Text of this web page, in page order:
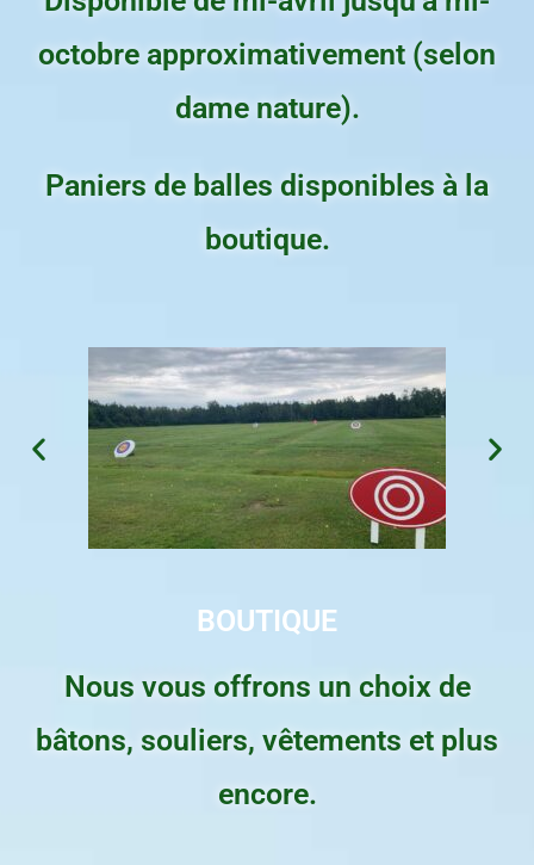
octobre approximativement (selon
dame nature).
Paniers de balles disponibles à la
boutique.
BOUTIQUE
Nous vous offrons un choix de
bâtons, souliers, vêtements et plus
encore.